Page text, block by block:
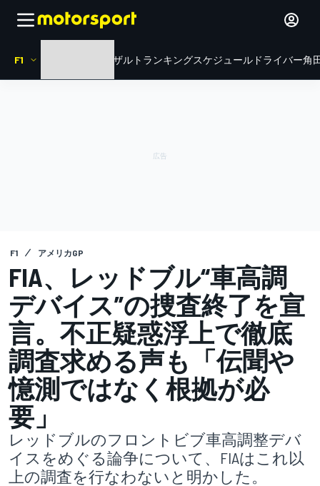
F1 リザルト ランキングスケジュール ドライバー角
F1 アメリカGP
FIA、レッドブル“車高調
デバイス”の捜査終了を宣
言。不正疑惑浮上で徹底
調査求める声も「伝聞や
憶測ではなく根拠が必
要」
レッドブルのフロントビブ車高調整デバ
イスをめぐる論争について、FIAはこれ以
上の調査を行なわないと明かした。